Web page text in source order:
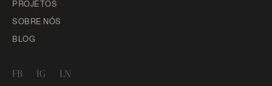
PROJETOS
SOBRE NÓS
BLOG
FB IG LN